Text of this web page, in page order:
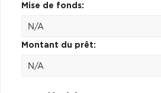
Mise de fonds:
Montant du prêt: